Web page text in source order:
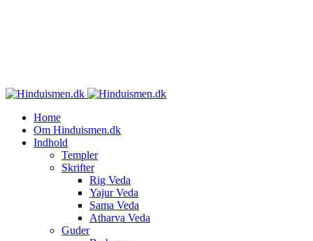
Home
Om Hinduismen.dk
Indhold
Templer
Skrifter
Rig Veda
Yajur Veda
Sama Veda
Atharva Veda
Guder